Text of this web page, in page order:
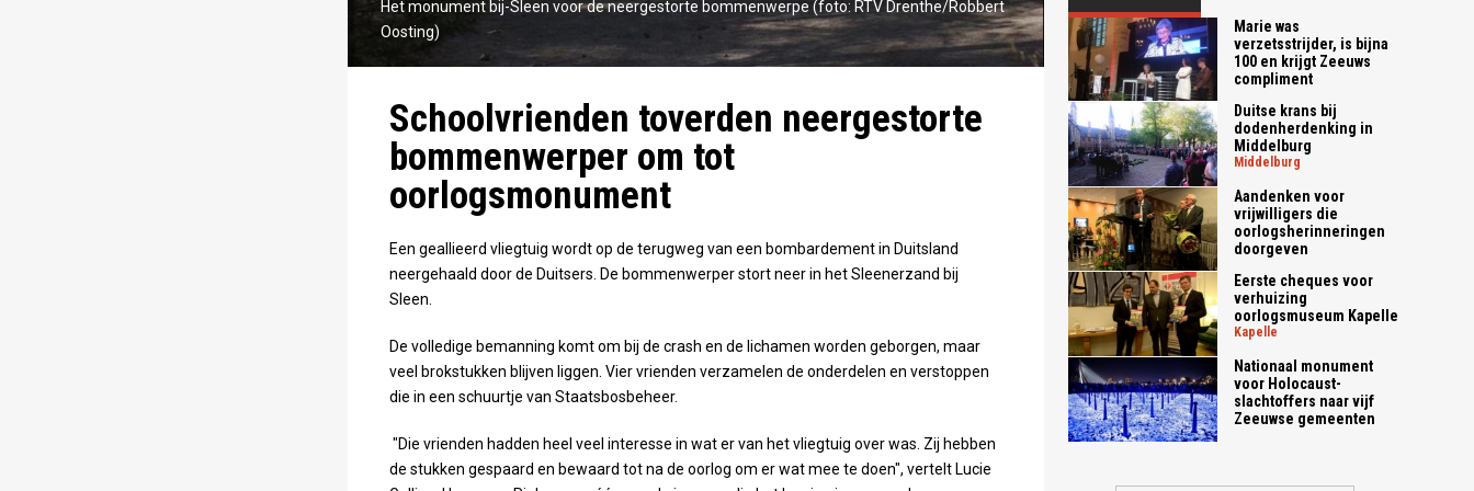
Het monument bij-Sleen voor de neergestorte bommenwerpe (foto: RTV Drenthe/Robbert
Oosting)
Schoolvrienden toverden neergestorte
bommenwerper om tot
oorlogsmonument
Een geallieerd vliegtuig wordt op de terugweg van een bombardement in Duitsland
neergehaald door de Duitsers. De bommenwerper stort neer in het Sleenerzand bij
Sleen.
De volledige bemanning komt om bij de crash en de lichamen worden geborgen, maar
veel brokstukken blijven liggen. Vier vrienden verzamelen de onderdelen en verstoppen
die in een schuurtje van Staatsbosbeheer.
"Die vrienden hadden heel veel interesse in wat er van het vliegtuig over was. Zij hebben
de stukken gespaard en bewaard tot na de oorlog om er wat mee te doen", vertelt Lucie
Marie was
verzetsstrijder, is bijna
100 en krijgt Zeeuws
compliment
Duitse krans bij
dodenherdenking in
Middelburg
middelburg
Aandenken voor
vrijwilligers die
oorlogsherinneringen
doorgeven
Eerste cheques voor
verhuizing
oorlogsmuseum Kapelle
kapelle
Nationaal monument
voor Holocaust-
slachtoffers naar vijf
Zeeuwse gemeenten